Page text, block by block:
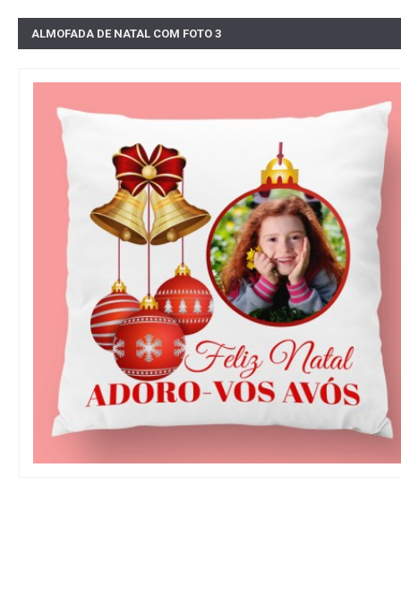
ALMOFADA DE NATAL COM FOTO 3